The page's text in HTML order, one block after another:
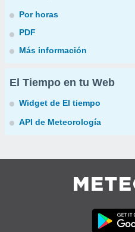
Por horas
PDF
Más información
El Tiempo en tu Web
Widget de El tiempo
API de Meteorología